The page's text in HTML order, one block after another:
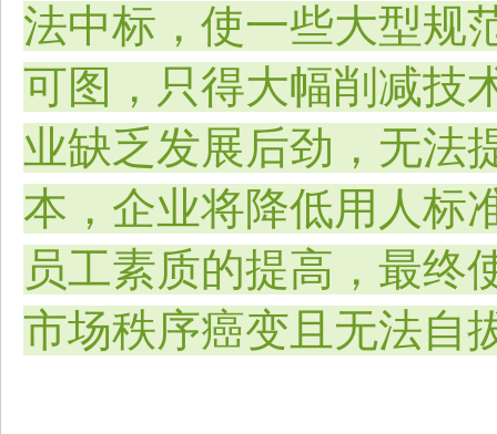
法中标，使一些大型规
可图，只得大幅削减技
业缺乏发展后劲，无法
本，企业将降低用人标
员工素质的提高，最终
市场秩序癌变且无法自